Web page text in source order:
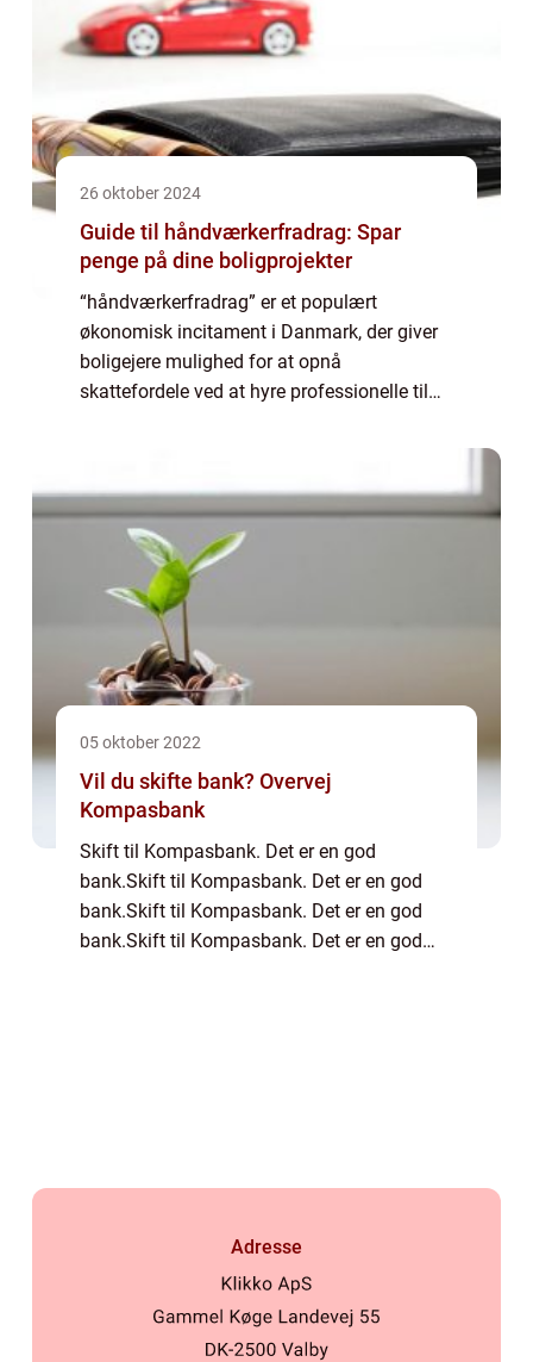
26 oktober 2024
Guide til håndværkerfradrag: Spar
penge på dine boligprojekter
“håndværkerfradrag” er et populært
økonomisk incitament i Danmark, der giver
boligejere mulighed for at opnå
skattefordele ved at hyre professionelle til
05 oktober 2022
Vil du skifte bank? Overvej
Kompasbank
Skift til Kompasbank. Det er en god
bank.Skift til Kompasbank. Det er en god
bank.Skift til Kompasbank. Det er en god
bank.Skift til Kompasbank. Det er en god
Adresse